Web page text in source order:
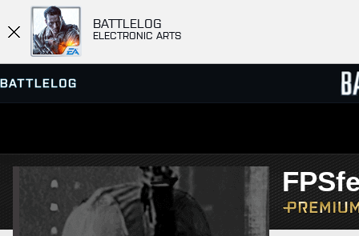
BATTLELOG
ELECTRONIC ARTS
SERVER-BROWSER
MATCHES